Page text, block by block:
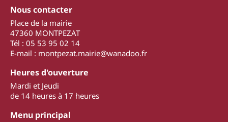
Nous contacter
Place de la mairie
47360 MONTPEZAT
Tél : 05 53 95 02 14
E-mail : montpezat.mairie@wanadoo.fr
Heures d'ouverture
Mardi et Jeudi
de 14 heures à 17 heures
Menu principal